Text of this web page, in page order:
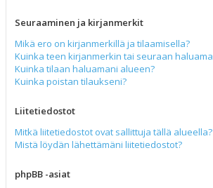
Seuraaminen ja kirjanmerkit
Mikä ero on kirjanmerkillä ja tilaamisella?
Kuinka teen kirjanmerkin tai seuraan
Kuinka tilaan haluamani alueen?
Kuinka poistan tilaukseni?
Liitetiedostot
Mitkä liitetiedostot ovat sallittuja tällä alueella?
Mistä löydän lähettämäni liitetiedostot?
phpBB -asiat